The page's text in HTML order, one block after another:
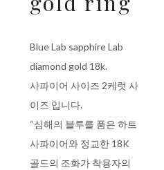
Blue Lab sapphire Lab
diamond gold 18k.
사파이어 사이즈 2케럿 사
이즈 입니다.
“심해의 블루를 품은 하트
사파이어와 정교한 18K
골드의 조화가 착용자의